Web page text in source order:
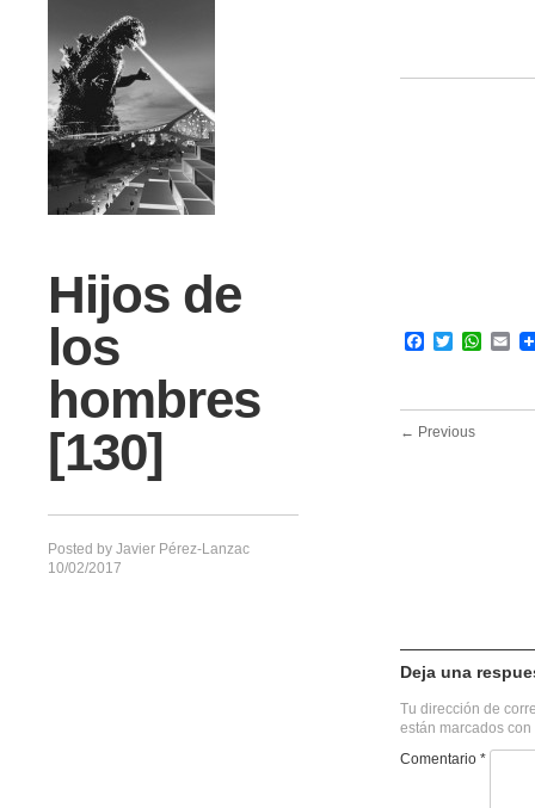
Hijos de
los
hombres
[130]
Posted by Javier Pérez-Lanzac
10/02/2017
Facebook
Twitter
← Previous
Deja una
Tu dirección de
están marcados con
Comentario *